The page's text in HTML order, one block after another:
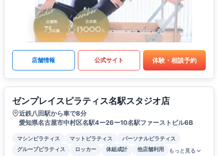
店舗情報 公式サイト 体験・相談予約
ゼンプレイスピラティス名駅スタジオ店
近鉄八田駅から車で8分
愛知県名古屋市中村区名駅4ー26ー10名駅ファーストビル6B
マシンピラティス マットピラティス
パーソナルピラティス
グループピラティス
ロッカー 体組成計 他店舗利用 もっと見る